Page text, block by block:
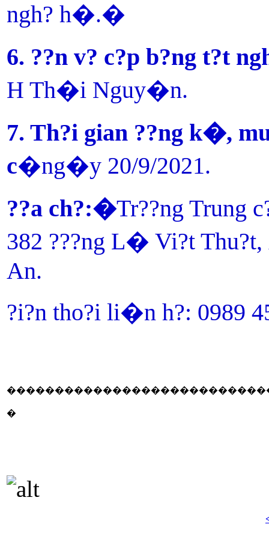
ngh? h�.�
6. ??n v? c?p b?ng t?t
H Th�i Nguy�n.
7. Th?i gian ??ng k�,
c�ng�y 20/9/2021.
??a ch?:�Tr??ng Trung
382 ???ng L� Vi?t
An.
?i?n tho?i li�n h?: 0989
�